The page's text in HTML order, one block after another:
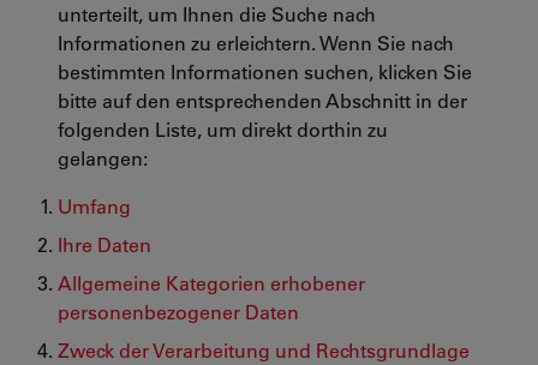
unterteilt, um Ihnen die Suche nach
Informationen zu erleichtern. Wenn Sie nach
bestimmten Informationen suchen, klicken Sie
bitte auf den entsprechenden Abschnitt in der
folgenden Liste, um direkt dorthin zu
gelangen:
Umfang
Ihre Daten
Allgemeine Kategorien erhobener
personenbezogener Daten
Zweck der Verarbeitung und Rechtsgrundlage